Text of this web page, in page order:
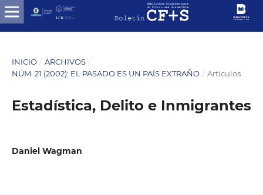
INICIO / ARCHIVOS /
NÚM. 21 (2002): EL PASADO ES UN PAÍS EXTRAÑO / Artículos
Estadística, Delito e Inmigrantes
Daniel Wagman